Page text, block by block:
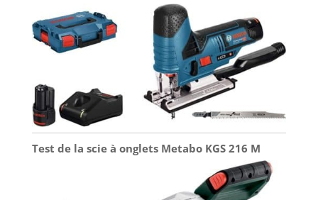
Test de la scie à onglets Metabo KGS 216 M